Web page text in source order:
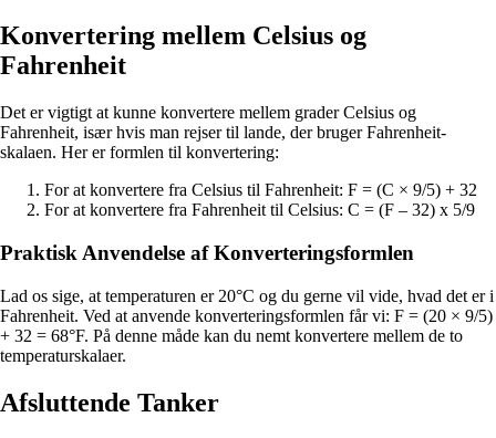
Konvertering mellem Celsius og
Fahrenheit
Det er vigtigt at kunne konvertere mellem grader Celsius og
Fahrenheit, især hvis man rejser til lande, der bruger Fahrenheit-
skalaen. Her er formlen til konvertering:
For at konvertere fra Celsius til Fahrenheit: F = (C × 9/5) + 32
For at konvertere fra Fahrenheit til Celsius: C = (F – 32) x 5/9
Praktisk Anvendelse af Konverteringsformlen
Lad os sige, at temperaturen er 20°C og du gerne vil vide, hvad det er i
Fahrenheit. Ved at anvende konverteringsformlen får vi: F = (20 × 9/5)
+ 32 = 68°F. På denne måde kan du nemt konvertere mellem de to
temperaturskalaer.
Afsluttende Tanker